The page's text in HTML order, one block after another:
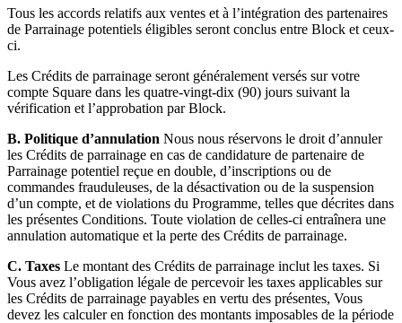
Square IA
Répertoire de clients
Carte cadeau
Studio photo
Découvrir
Périodes de travail
Accès avancé
Découvrir
API Développeurs
Tous les accords relatifs aux ventes et à l’intégration des partenaires
de Parrainage potentiels éligibles seront conclus entre Block et ceux-
ci.
Les Crédits de parrainage seront généralement versés sur votre
compte Square dans les quatre-vingt-dix (90) jours suivant la
vérification et l’approbation par Block.
B. Politique d’annulation Nous nous réservons le droit d’annuler
les Crédits de parrainage en cas de candidature de partenaire de
Parrainage potentiel reçue en double, d’inscriptions ou de
commandes frauduleuses, de la désactivation ou de la suspension
d’un compte, et de violations du Programme, telles que décrites dans
les présentes Conditions. Toute violation de celles-ci entraînera une
annulation automatique et la perte des Crédits de parrainage.
C. Taxes Le montant des Crédits de parrainage inclut les taxes. Si
Vous avez l’obligation légale de percevoir les taxes applicables sur
les Crédits de parrainage payables en vertu des présentes, Vous
devez les calculer en fonction des montants imposables de la période